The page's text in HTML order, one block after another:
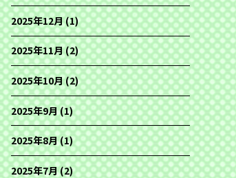
2025年12月(1)
2025年11月(2)
2025年10月(2)
2025年9月(1)
2025年8月(1)
2025年7月(2)